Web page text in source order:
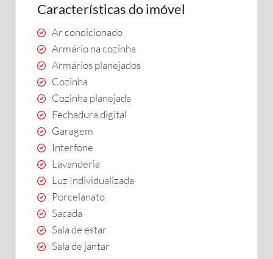
Características do imóvel
Ar condicionado
Armário na cozinha
Armários planejados
Cozinha
Cozinha planejada
Fechadura digital
Garagem
Interfone
Lavanderia
Luz Individualizada
Porcelanato
Sacada
Sala de estar
Sala de jantar